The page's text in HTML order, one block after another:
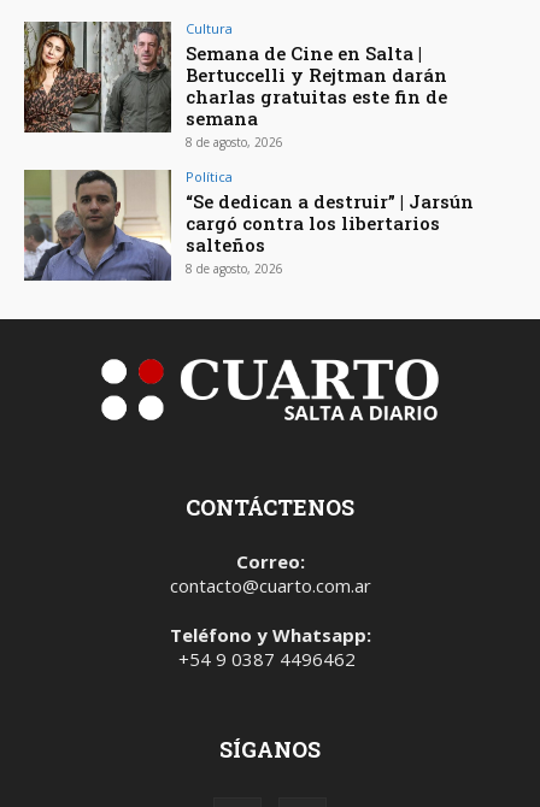
Cultura
Semana de Cine en Salta |
Bertuccelli y Rejtman darán
charlas gratuitas este fin de
semana
8 de agosto, 2026
Política
“Se dedican a destruir” | Jarsún
cargó contra los libertarios
salteños
8 de agosto, 2026
CONTÁCTENOS
Correo:
contacto@cuarto.com.ar
Teléfono y Whatsapp:
+54 9 0387 4496462
SÍGANOS